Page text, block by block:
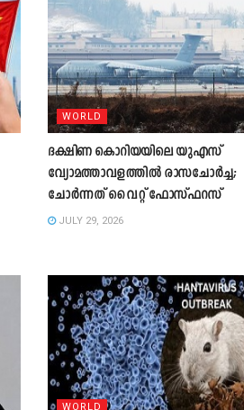
WORLD
ദക്ഷിണ കൊറിയയിലെ യുഎസ്
വ്യോമത്താവളത്തിൽ രാസചോർച്ച;
ചോർന്നത് വൈറ്റ് ഫോസ്ഫറസ്
JULY 29, 2026
WORLD